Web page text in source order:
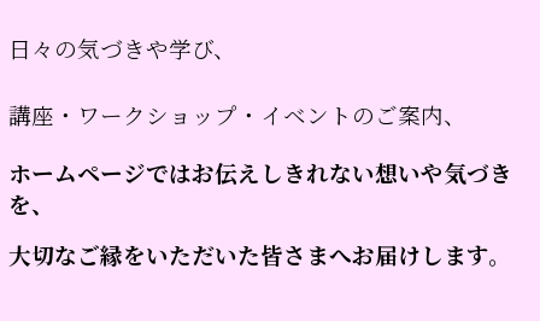
日々の気づきや学び、
講座・ワークショップ・イベントのご案内、
ホームページではお伝えしきれない想いや気づき
を、
大切なご縁をいただいた皆さまへお届けします。